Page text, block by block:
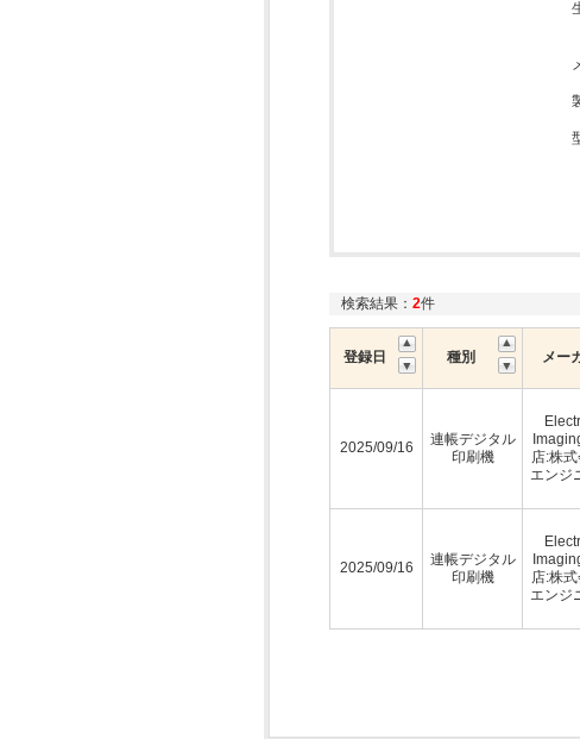
検索結果： 2件
登録日 種別 メー
2025/09/16
連帳デジタル
印刷機
店:株
エンジ
2025/09/16
連帳デジタル
印刷機
店:株
エンジ